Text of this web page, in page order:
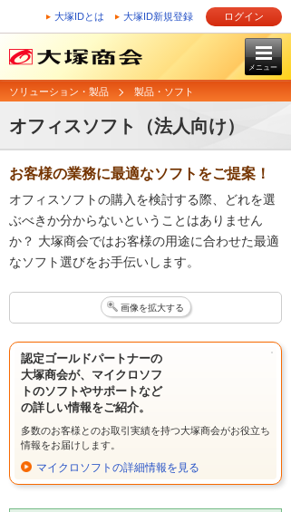
大塚IDとは 大塚ID新規登録 ログイン
メニュー
ソリューション・製品 製品・ソフト
オフィスソフト（法人向け）
お客様の業務に最適なソフトをご提案！
オフィスソフトの購入を検討する際、どれを選
ぶべきか分からないということはありません
か？ 大塚商会ではお客様の用途に合わせた最適
なソフト選びをお手伝いします。
画像を拡大する
認定ゴールドパートナーの
大塚商会が、マイクロソフ
トのソフトやサポートなど
の詳しい情報をご紹介。
多数のお客様とのお取引実績を持つ大塚商会がお役立ち
情報をお届けします。
マイクロソフトの詳細情報を見る